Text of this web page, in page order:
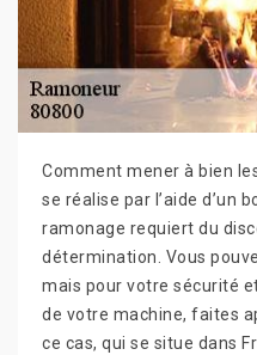
Comment mener à bien
se réalise par l’aide d’un
ramonage requiert du
détermination. Vous
mais pour votre sécurité
de votre machine, faites
ce cas, qui se situe dans